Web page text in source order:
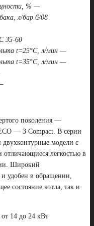
% —
л/бар 6/08
35-60
t=25°С, л/мин —
t=35°С, л/мин —
поколения —
— 3 Compact. В серии
модели с
отличающиеся легкостью в
Широкий
удобен в обращении,
состояние котла, так и
14 до 24 кВт